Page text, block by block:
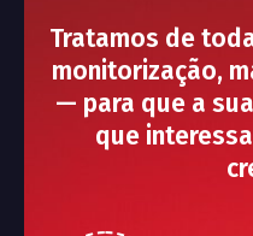
Tratamos de
monitorização,
— para que a
que